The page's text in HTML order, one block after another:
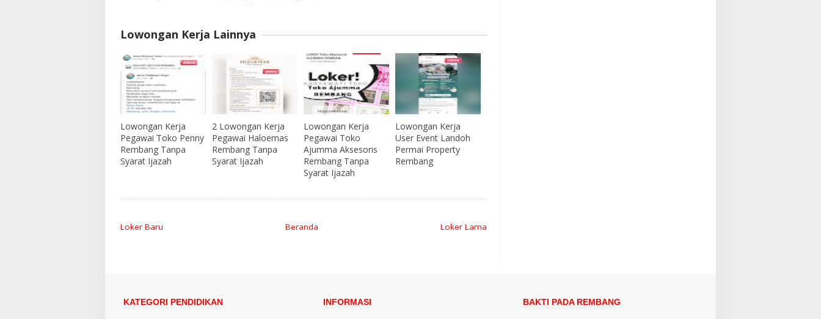
Lowongan Kerja Lainnya
Lowongan Kerja
Pegawai Toko Penny
Rembang Tanpa
Syarat Ijazah
2 Lowongan Kerja
Pegawai Haloemas
Rembang Tanpa
Syarat Ijazah
Lowongan Kerja
Pegawai Toko
Ajumma Aksesoris
Rembang Tanpa
Syarat Ijazah
Lowongan Kerja
User Event Landoh
Permai Property
Rembang
Loker Baru Loker Lama
Beranda
KATEGORI PENDIDIKAN INFORMASI BAKTI PADA REMBANG